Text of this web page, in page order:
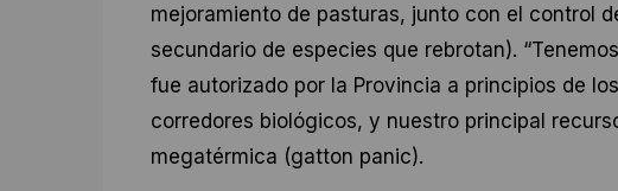
mejoramiento de pasturas, junto con el control
secundario de especies que rebrotan).
fue autorizado por la Provincia a principios de
corredores biológicos, y nuestro principal
megatérmica (gatton panic).